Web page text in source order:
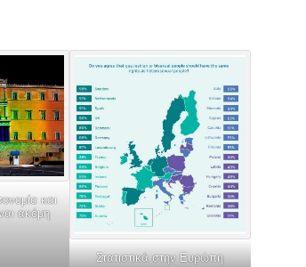
και
ακόμη
Στατιστικά στην Ευρώπη